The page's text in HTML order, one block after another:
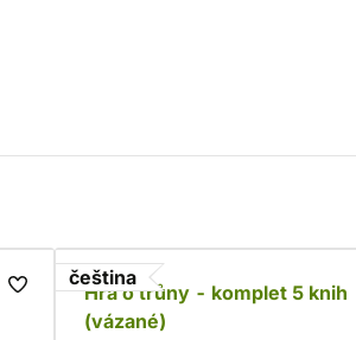
čeština
Hra o trůny - komplet 5 knih
(vázané)